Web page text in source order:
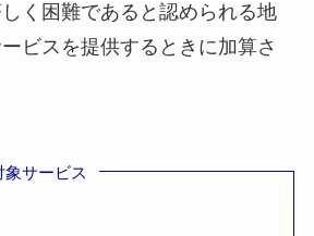
く困難であると認められる地
ビスを提供するときに加算さ
サービス